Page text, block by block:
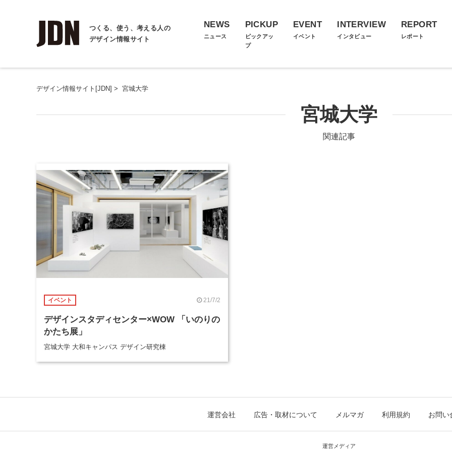
つくる、使う、考える人の
デザイン情報サイト
NEWS
ニュース
PICKUP
ピックアッ
プ
EVENT
イベント
INTERVIEW
インタビュー
REPORT
レポート
デザイン情報サイト[JDN] > 宮城大学
宮城大学
関連記事
イベント 21/7/2
デザインスタディセンター×WOW 「いのりの
かたち展」
宮城大学 大和キャンパス デザイン研究棟
運営会社 広告・取材について メルマガ 利用規約 お問い
運営メディア